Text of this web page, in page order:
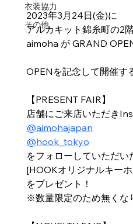
衣装協力
その他
2023年3月24日(金)に
アルカキット錦糸町の2
aimoha が GRAND
OPENを記念して開催す
【PRESENT FAIR】
店舗にご来店いただき
@aimohajapan
@hook_tokyo
をフォローしていただい
[HOOKオリジナルキー
をプレゼント！
※数量限定のため無くな